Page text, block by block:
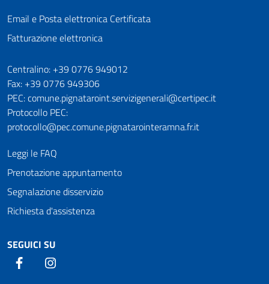
Email e Posta elettronica Certificata
Fatturazione elettronica
Numeri utili
Centralino: +39 0776 949012
Fax: +39 0776 949306
PEC: comune.pignataroint.servizigenerali@certipec.it
Protocollo PEC:
protocollo@pec.comune.pignatarointeramna.fr.it
Leggi le FAQ
Prenotazione appuntamento
Segnalazione disservizio
Richiesta d'assistenza
SEGUICI SU
Facebook